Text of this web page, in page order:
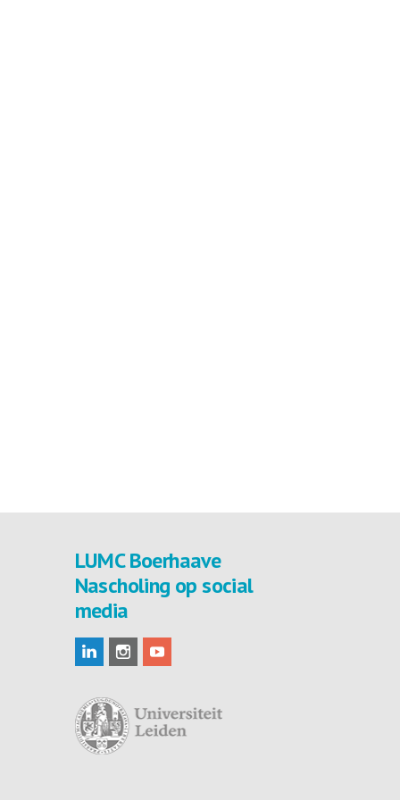
LUMC Boerhaave
Nascholing op social
media